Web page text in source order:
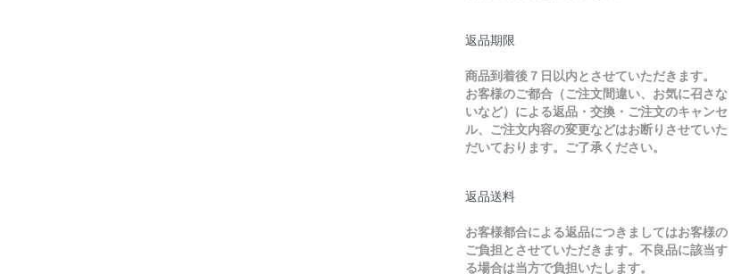
返品期限
商品到着後７日以内とさせていただきます。
お客様のご都合（ご注文間違い、お気に召さな
いなど）による返品・交換・ご注文のキャンセ
ル、ご注文内容の変更などはお断りさせていた
だいております。ご了承ください。
返品送料
お客様都合による返品につきましてはお客様の
ご負担とさせていただきます。不良品に該当す
る場合は当方で負担いたします。